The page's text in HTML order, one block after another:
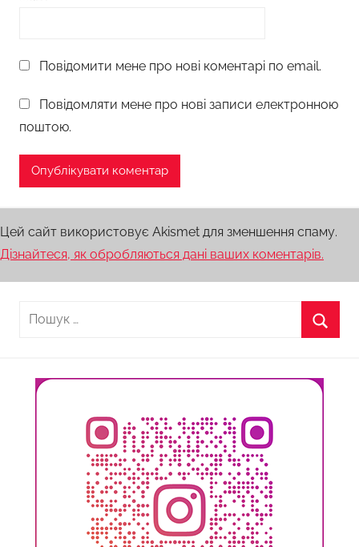
Повідомити мене про нові коментарі по email.
Повідомляти мене про нові записи електронною
поштою.
Цей сайт використовує Akismet для зменшення спаму.
Дізнайтеся, як обробляються дані ваших коментарів.
Пошук: